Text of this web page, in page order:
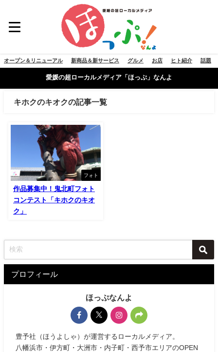
オープン＆リニューアル 新商品＆新サービス グルメ お店 ヒト紹介 話題
愛媛の超ローカルメディア「ほっぷ」なんよ
キホクのキオクの記事一覧
フォト
作品募集中！鬼北町フォト
コンテスト「キホクのキオ
ク」
プロフィール
ほっぷなんよ
豊予社（ほうよしゃ）が運営するローカルメディア。
八幡浜市・伊方町・大洲市・内子町・西予市エリアのOPEN